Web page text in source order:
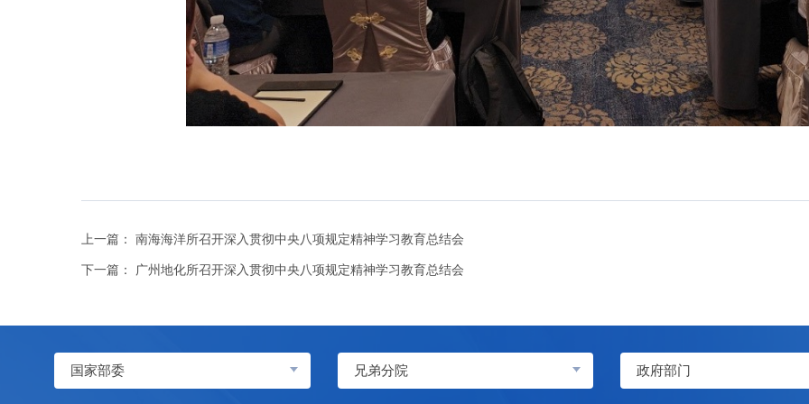
上一篇： 南海海洋所召开深入贯彻中央八项规定精神学习教育总结会
下一篇： 广州地化所召开深入贯彻中央八项规定精神学习教育总结会
国家部委 兄弟分院 政府部门